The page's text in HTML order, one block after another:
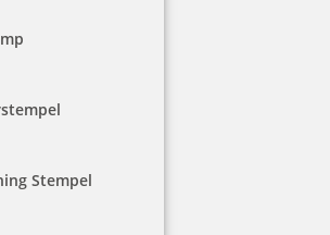
Stempel